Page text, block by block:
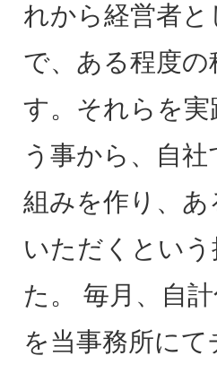
れから経営者
で、ある程度
す。それらを
う事から、自
組みを作り、
いただくとい
た。 毎月、自
を当事務所に